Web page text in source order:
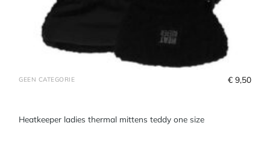
GEEN CATEGORIE
Heatkeeper ladies thermal mittens teddy one size
€ 9,50